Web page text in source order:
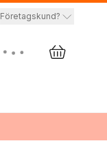
Företagskund?